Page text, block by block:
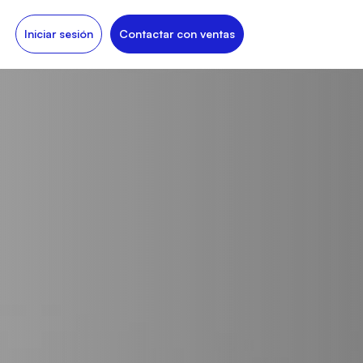
Iniciar sesión Contactar con ventas